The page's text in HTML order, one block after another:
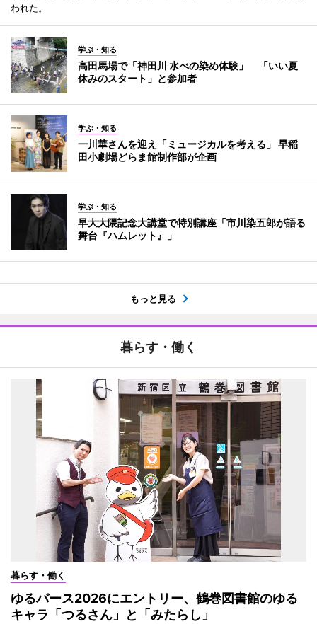
われた。
学ぶ・知る
高田馬場で「神田川 水べの染め体験」 「いい夏
休みのスタート」と参加者
学ぶ・知る
一川華さんを迎え「ミュージカルを考える」 早稲
田小劇場どらま館制作部が企画
学ぶ・知る
早大大隈記念大講堂で特別講座「市川染五郎が語る
舞台『ハムレット』」
もっと見る
暮らす・働く
暮らす・働く
ゆるバース2026にエントリー、鶴巻図書館のゆる
キャラ「つるさん」と「みたらし」